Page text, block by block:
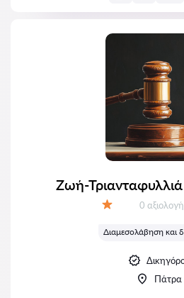
Ζωή-
0
Διαμεσολάβηση και
Πάτρα